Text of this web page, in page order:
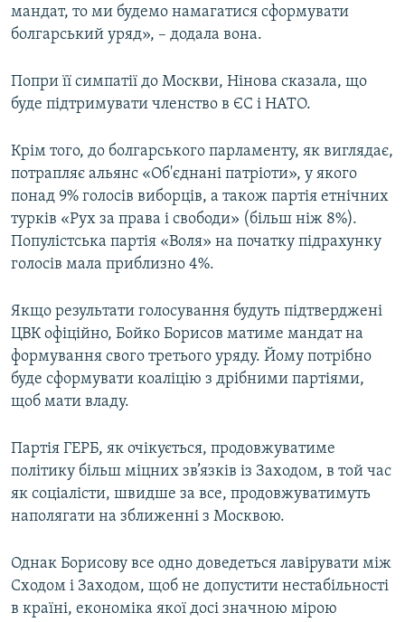
мандат, то ми будемо намагатися сформувати
болгарський уряд», – додала вона.
Попри її симпатії до Москви, Нінова сказала, що
буде підтримувати членство в ЄС і НАТО.
Крім того, до болгарського парламенту, як виглядає,
потрапляє альянс «Об'єднані патріоти», у якого
понад 9% голосів виборців, а також партія етнічних
турків «Рух за права і свободи» (більш ніж 8%).
Популістська партія «Воля» на початку підрахунку
голосів мала приблизно 4%.
Якщо результати голосування будуть підтверджені
ЦВК офіційно, Бойко Борисов матиме мандат на
формування свого третього уряду. Йому потрібно
буде сформувати коаліцію з дрібними партіями,
щоб мати владу.
Партія ГЕРБ, як очікується, продовжуватиме
політику більш міцних зв’язків із Заходом, в той час
як соціалісти, швидше за все, продовжуватимуть
наполягати на зближенні з Москвою.
Однак Борисову все одно доведеться лавірувати між
Сходом і Заходом, щоб не допустити нестабільності
в країні, економіка якої досі значною мірою